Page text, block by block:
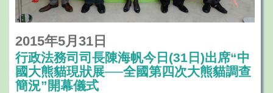
2015年5月31日
行政法務司司長陳海帆今日(31日)出席“中
國大熊貓現狀展──全國第四次大熊貓調查
簡況”開幕儀式